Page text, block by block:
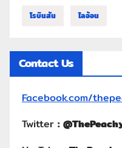
โรบินสัน ไลอ้อน
Contact Us
Facebook.com/
Twitter :